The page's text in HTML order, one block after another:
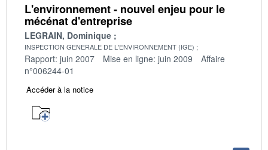
L'environnement - nouvel enjeu pour le
mécénat d'entreprise
LEGRAIN, Dominique
INSPECTION GENERALE DE L'ENVIRONNEMENT (IGE)
Rapport: juin 2007 Mise en ligne: juin 2009
Affaire
n°006244-01
Accéder à la notice